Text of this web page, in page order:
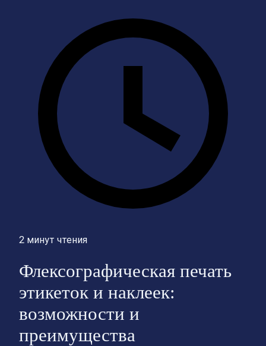
2 минут чтения
Флексографическая печать
этикеток и наклеек:
возможности и
преимущества